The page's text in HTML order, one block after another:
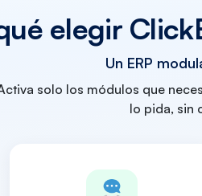
elegir
Un ERP
solo los módulos que
lo pida, sin